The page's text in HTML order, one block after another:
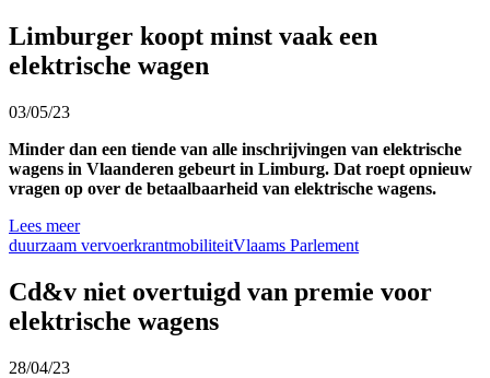
Limburger koopt minst vaak een
elektrische wagen
03/05/23
Minder dan een tiende van alle inschrijvingen van elektrische
wagens in Vlaanderen gebeurt in Limburg. Dat roept opnieuw
vragen op over de betaalbaarheid van elektrische wagens.
Lees meer
duurzaam vervoerkrantmobiliteitVlaams Parlement
Cd&v niet overtuigd van premie voor
elektrische wagens
28/04/23